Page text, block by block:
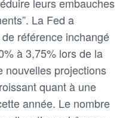
La Fed a
référence inchangé
à 3,75% lors de la
nouvelles projections
quant à une
année. Le nombre